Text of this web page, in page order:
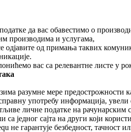
да вас обавестимо о
производима и услугама,
одјавите од примања таквих
вас са релевантне листе у
разумне мере
употребу информација,
личне податке на рачунарским
са једног сајта на други који
не гарантује безбедност,